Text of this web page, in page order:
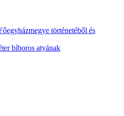
történetéből és
bíboros atyának